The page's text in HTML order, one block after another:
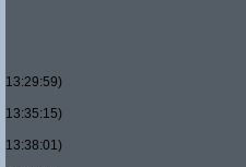
13:29:59)
13:35:15)
13:38:01)